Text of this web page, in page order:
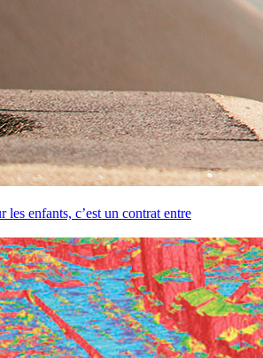
les enfants, c’est un contrat entre